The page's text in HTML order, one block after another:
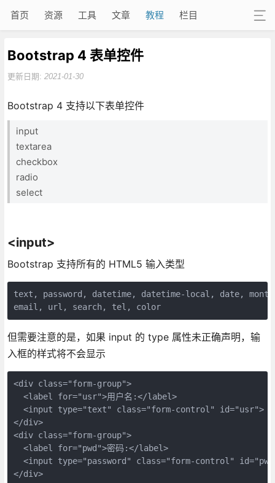
首页 资源 工具 文章 教程 栏目
Bootstrap 4 表单控件
更新日期: 2021-01-30
Bootstrap 4 支持以下表单控件
input
textarea
checkbox
radio
select
<input>
Bootstrap 支持所有的 HTML5 输入类型
text, password, datetime, datetime-local, date,
email, url, search, tel, color
但需要注意的是，如果 input 的 type 属性未正确声明，输
入框的样式将不会显示
<div class="form-group">
  <label for="usr">用户名:</label>
  <input type="text" class="form-control" id="usr">
</div>
<div class="form-group">
  <label for="pwd">密码:</label>
<input type="password" class="form-control"
</div>